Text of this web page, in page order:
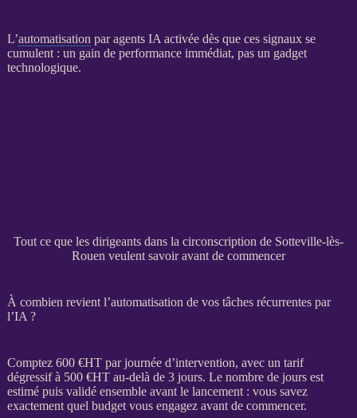
L’automatisation paragents IA activée dès que ces signaux se
cumulent : un gain de performance immédiat, pas un gadget
technologique.
Tout ce que les dirigeants dans la circonscription de Sotteville-lès-
Rouen veulent savoir avant de commencer
À combien revient l’automatisation de vos tâches récurrentes par
l’IA ?
Comptez 600 €HTpar journée d’intervention, avec un tarif
dégressif à 500 €HTau-delà de 3 jours. Le nombre de jours est
estimé puis validé ensemble avant le lancement : vous savez
exactement quel budget vous engagez avant de commencer.